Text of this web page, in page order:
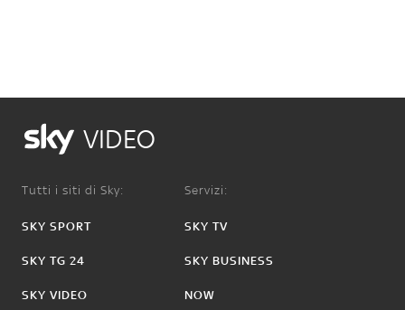
VIDEO
Tutti i siti di Sky:
SKY SPORT
SKY TG 24
SKY VIDEO
Servizi:
SKY TV
SKY BUSINESS
NOW